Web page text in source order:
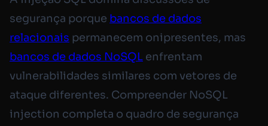
segurança porque bancos de dados
relacionais permanecem onipresentes, mas
bancos de dados NoSQL enfrentam
vulnerabilidades similares com vetores de
ataque diferentes. Compreender NoSQL
injection completa o quadro de segurança